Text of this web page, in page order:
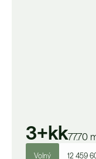
3+kk77.70
Volný 12 459